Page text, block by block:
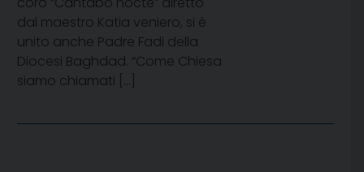
dal maestro Katia veniero, si è
unito anche Padre Fadi della
Diocesi Baghdad. “Come Chiesa
siamo chiamati […]